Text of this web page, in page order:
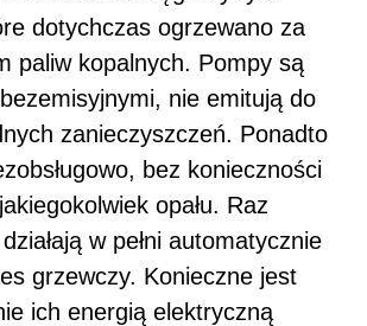
dotychczas ogrzewano za
paliw kopalnych. Pompy są
nie emitują do
zanieczyszczeń. Ponadto
bez konieczności
opału. Raz
w pełni automatycznie
grzewczy. Konieczne jest
ich energią elektryczną